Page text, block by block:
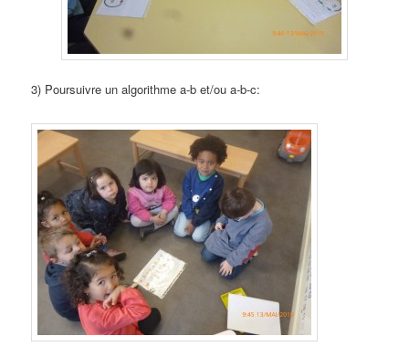
3) Poursuivre un algorithme a-b et/ou a-b-c: